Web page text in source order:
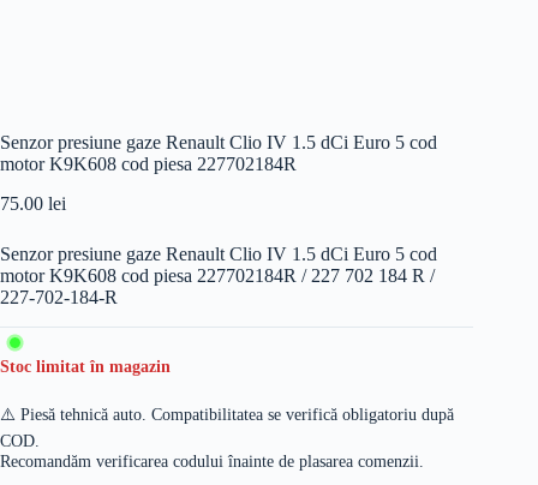
Senzor presiune gaze Renault Clio IV 1.5 dCi Euro 5 cod
motor K9K608 cod piesa 227702184R
75.00 lei
Senzor presiune gaze Renault Clio IV 1.5 dCi Euro 5 cod
motor K9K608 cod piesa 227702184R / 227 702 184 R /
227-702-184-R
Stoc limitat în magazin
⚠️ Piesă tehnică auto. Compatibilitatea se verifică obligatoriu după
COD.
Recomandăm verificarea codului înainte de plasarea comenzii.